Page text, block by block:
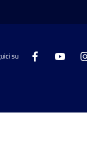
su